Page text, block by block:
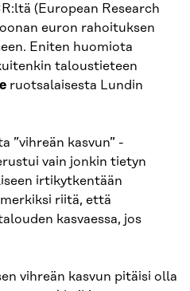
(European Research
euron rahoituksen
Eniten huomiota
taloustieteen
ruotsalaisesta Lundin
”vihreän kasvun” -
vain jonkin tietyn
irtikytkentään
riitä, että
kasvaessa, jos
vihreän kasvun pitäisi olla